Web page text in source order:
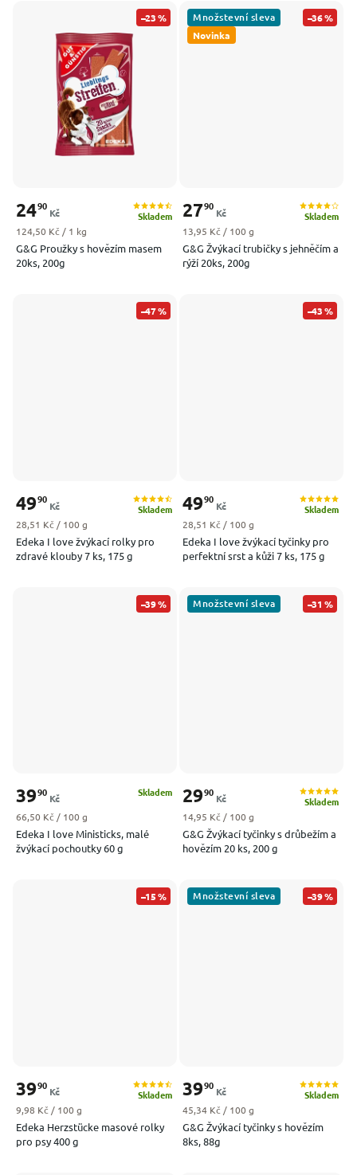
–23 %
G&G Proužky s hovězím masem
20ks, 200g
Skladem
2490
Kč
Měrná cena:
124,50 Kč / 1 kg
Novinka
Množstevní sleva –36 %
G&G Žvýkací trubičky s jehněčím a
rýží 20ks, 200g
Skladem
2790
Kč
Měrná cena:
13,95 Kč / 100 g
–47 %
Edeka I love žvýkací rolky pro
zdravé klouby 7 ks, 175 g
Skladem
4990
Kč
Měrná cena:
28,51 Kč / 100 g
–43 %
Edeka I love žvýkací tyčinky pro
perfektní srst a kůži 7 ks, 175 g
Skladem
4990
Kč
Měrná cena:
28,51 Kč / 100 g
–39 %
Edeka I love Ministicks, malé
žvýkací pochoutky 60 g
Skladem
3990
Kč
Měrná cena:
66,50 Kč / 100 g
Množstevní sleva –31 %
G&G Žvýkací tyčinky s drůbežím a
hovězím 20 ks, 200 g
Skladem
2990
Kč
Měrná cena:
14,95 Kč / 100 g
–15 %
Edeka Herzstücke masové rolky
pro psy 400 g
Skladem
3990
Kč
Měrná cena:
9,98 Kč / 100 g
Množstevní sleva –39 %
G&G Žvýkací tyčinky s hovězím
8ks, 88g
Skladem
3990
Kč
Měrná cena:
45,34 Kč / 100 g